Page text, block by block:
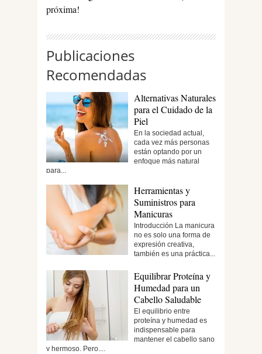
próxima!
Publicaciones
Recomendadas
Alternativas Naturales
para el Cuidado de la
Piel
En la sociedad actual,
cada vez más personas
están optando por un
enfoque más natural
para...
Herramientas y
Suministros para
Manicuras
Introducción La manicura
no es solo una forma de
expresión creativa,
también es una práctica...
Equilibrar Proteína y
Humedad para un
Cabello Saludable
El equilibrio entre
proteína y humedad es
indispensable para
mantener el cabello sano
y hermoso. Pero,...